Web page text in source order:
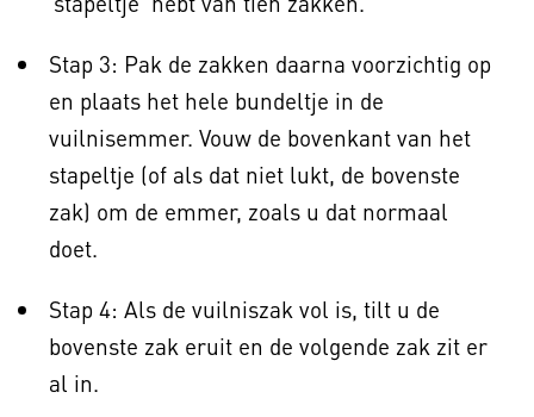
Stap 3: Pak de zakken daarna voorzichtig op
en plaats het hele bundeltje in de
vuilnisemmer. Vouw de bovenkant van het
stapeltje (of als dat niet lukt, de bovenste
zak) om de emmer, zoals u dat normaal
doet.
Stap 4: Als de vuilniszak vol is, tilt u de
bovenste zak eruit en de volgende zak zit er
al in.